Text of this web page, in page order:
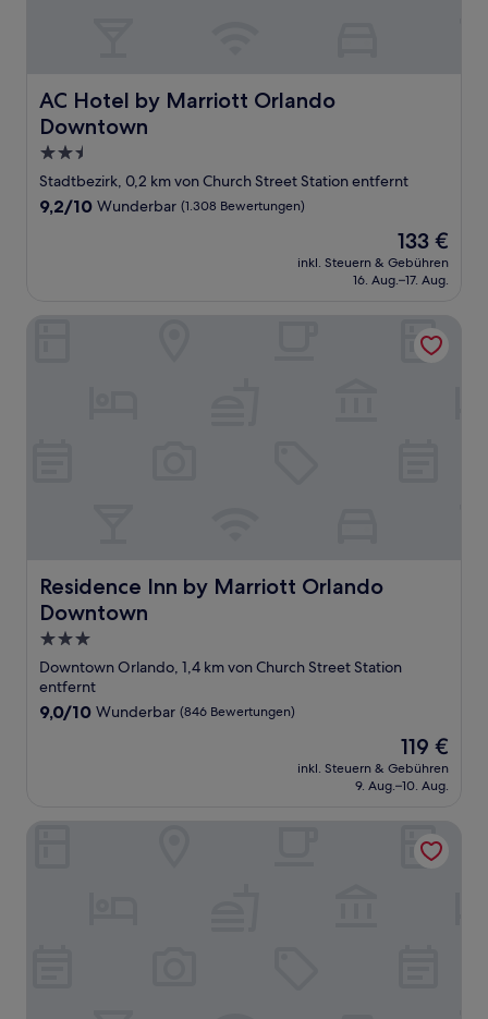
AC Hotel by Marriott Orlando
Downtown
AC Hotel by Marriott Orlando Downtown
2.5-
Sterne-
Unterkunft
Stadtbezirk, 0,2 km von Church Street Station entfernt
9.2
9,2/10 Wunderbar (1.308 Bewertungen)
Der
Preis
beträgt
133 €
inkl. Steuern & Gebühren
16. Aug.–17. Aug.
Residence Inn by Marriott Orlando
Downtown
Residence Inn by Marriott Orlando Downtown
3.0-
Sterne-
Unterkunft
Downtown Orlando, 1,4 km von Church Street Station
entfernt
9.0
9,0/10 Wunderbar (846 Bewertungen)
Der
Preis
beträgt
119 €
inkl. Steuern & Gebühren
9. Aug.–10. Aug.